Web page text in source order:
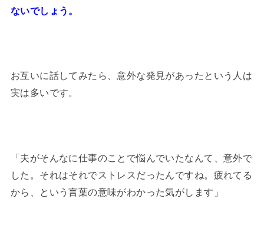
ないでしょう。
お互いに話してみたら、意外な発見があったという人は
実は多いです。
「夫がそんなに仕事のことで悩んでいたなんて、意外で
した。それはそれでストレスだったんですね。疲れてる
から、という言葉の意味がわかった気がします」